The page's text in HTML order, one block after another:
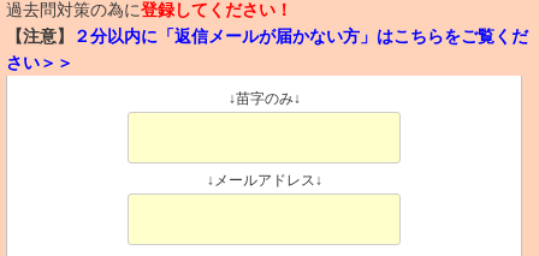
過去問対策の為に登録してください！
【注意】
２分以内に「返信メールが届かない方」はこちらをご覧くだ
さい＞＞
↓苗字のみ↓
↓メールアドレス↓